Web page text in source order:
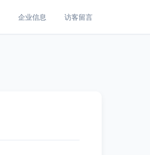
企业信息 访客留言